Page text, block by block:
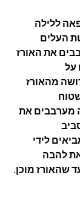
ללילה
העלים
את האורז
על
מהאורז
מערבבים את
לידי